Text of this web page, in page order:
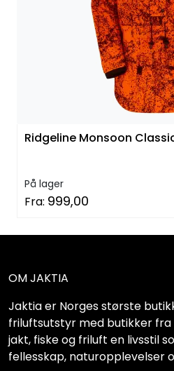
Ridgeline Monsoon
På lager
Fra: 999,00
OM JAKTIA
Jaktia er Norges største
friluftsutstyr med butikker fra
jakt, fiske og friluft en livsstil
fellesskap, naturopplevelser